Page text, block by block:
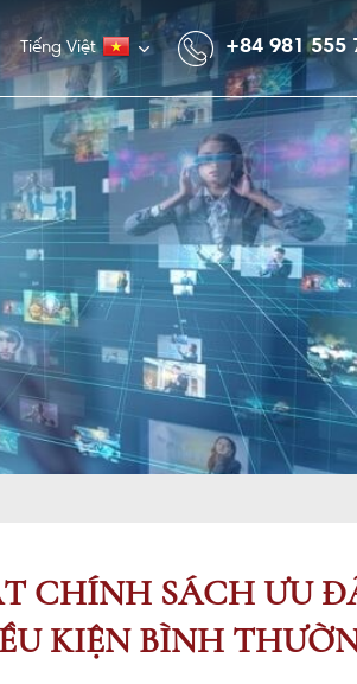
Tiếng Việt +84 981 555
CHÍNH SÁCH ƯU
KIỆN BÌNH